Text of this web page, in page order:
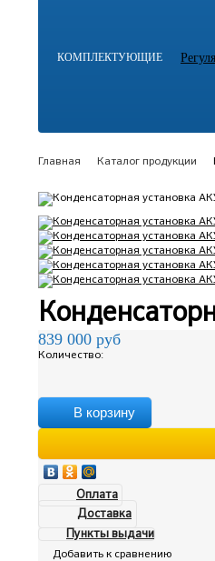
КОМПЛЕКТУЮЩИЕ
Главная Каталог продукции
839 000 руб
Количество:
В корзину
Оплата
Доставка
Пункты выдачи
Добавить к сравнению